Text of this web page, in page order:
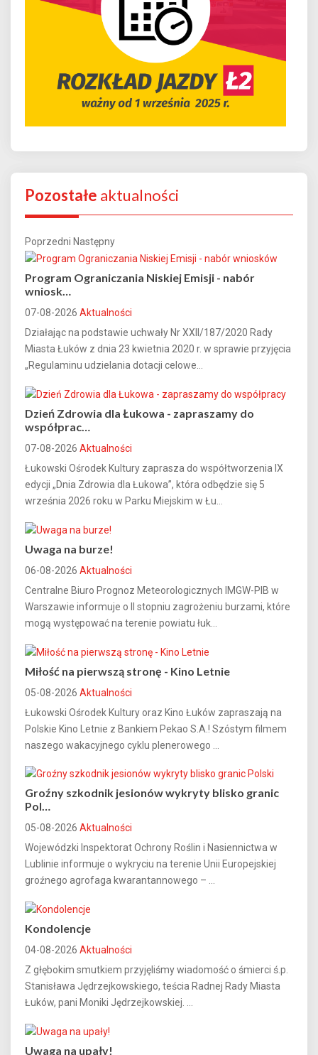
Pozostałe aktualności
Poprzedni Następny
Program Ograniczania Niskiej Emisji - nabór
wniosk…
07-08-2026 Aktualności
Działając na podstawie uchwały Nr XXII/187/2020 Rady
Miasta Łuków z dnia 23 kwietnia 2020 r. w sprawie przyjęcia
„Regulaminu udzielania dotacji celowe...
Dzień Zdrowia dla Łukowa - zapraszamy do
współprac…
07-08-2026 Aktualności
Łukowski Ośrodek Kultury zaprasza do współtworzenia IX
edycji „Dnia Zdrowia dla Łukowa”, która odbędzie się 5
września 2026 roku w Parku Miejskim w Łu...
Uwaga na burze!
06-08-2026 Aktualności
Centralne Biuro Prognoz Meteorologicznych IMGW-PIB w
Warszawie informuje o II stopniu zagrożeniu burzami, które
mogą występować na terenie powiatu łuk...
Miłość na pierwszą stronę - Kino Letnie
05-08-2026 Aktualności
Łukowski Ośrodek Kultury oraz Kino Łuków zapraszają na
Polskie Kino Letnie z Bankiem Pekao S.A.! Szóstym filmem
naszego wakacyjnego cyklu plenerowego ...
Groźny szkodnik jesionów wykryty blisko granic
Pol…
05-08-2026 Aktualności
Wojewódzki Inspektorat Ochrony Roślin i Nasiennictwa w
Lublinie informuje o wykryciu na terenie Unii Europejskiej
groźnego agrofaga kwarantannowego – ...
Kondolencje
04-08-2026 Aktualności
Z głębokim smutkiem przyjęliśmy wiadomość o śmierci ś.p.
Stanisława Jędrzejkowskiego, teścia Radnej Rady Miasta
Łuków, pani Moniki Jędrzejkowskiej. ...
Uwaga na upały!